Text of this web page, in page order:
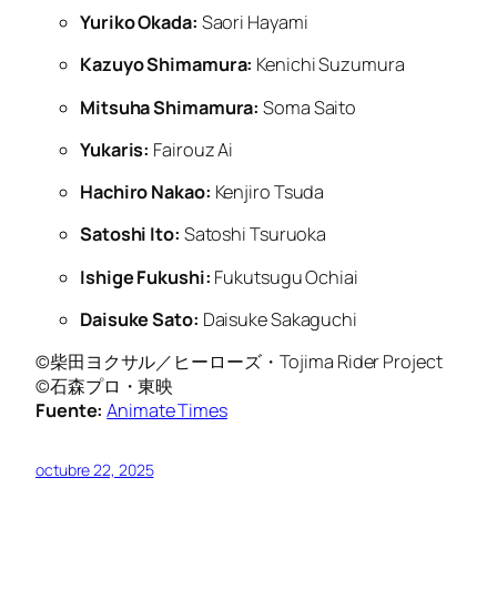
Yuriko Okada: Saori Hayami
Kazuyo Shimamura: Kenichi Suzumura
Mitsuha Shimamura: Soma Saito
Yukaris: Fairouz Ai
Hachiro Nakao: Kenjiro Tsuda
Satoshi Ito: Satoshi Tsuruoka
Ishige Fukushi: Fukutsugu Ochiai
Daisuke Sato: Daisuke Sakaguchi
©柴田ヨクサル／ヒーローズ・Tojima Rider Project
©石森プロ・東映
Fuente: Animate Times
octubre 22, 2025